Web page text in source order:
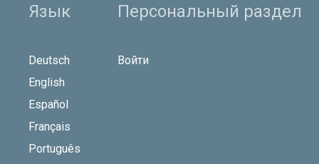
Язык
Deutsch
English
Español
Français
Português
Персональный раздел
Войти